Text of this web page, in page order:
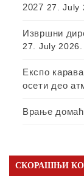
2027 27. July
Извршни
27. July 2026.
Експо
осети део
Врање
СКОРАШЊИ